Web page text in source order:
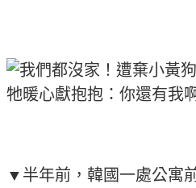
▼半年前，韓國一處公寓